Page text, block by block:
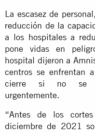
La escasez de
reducción de la
a los hospitales a
pone vidas en
hospital dijeron a
centros se enfrentan
cierre si no se
urgentemente.
“Antes de los
diciembre de 2021